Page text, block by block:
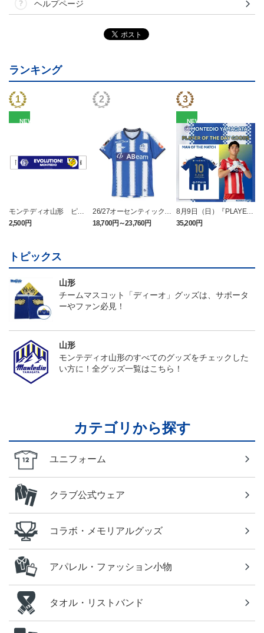
ヘルプページ
ランキング
NEW
モンテディオ山形 ピカ
チュウ タオルマフラー
2,500円
26/27オーセンティックユ
ニフォーム半袖（FP1st）
18,700円～23,760円
NEW
8月9日（日）『PLAYER
OF THE DAY』ユニフォ
ーム（半袖）
35,200円
トピックス
山形
チームマスコット「ディーオ」グッズは、サポータ
ーやファン必見！
山形
モンテディオ山形のすべてのグッズをチェックした
い方に！全グッズ一覧はこちら！
カテゴリから探す
ユニフォーム
クラブ公式ウェア
コラボ・メモリアルグッズ
アパレル・ファッション小物
タオル・リストバンド